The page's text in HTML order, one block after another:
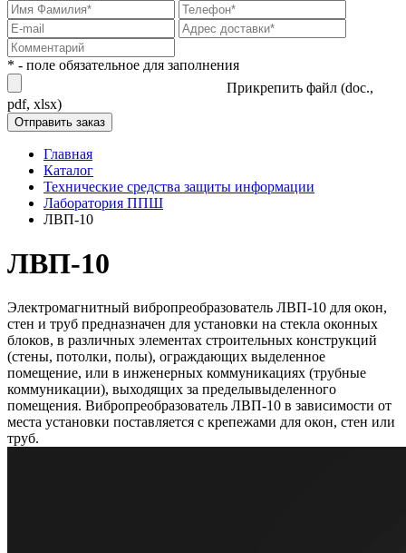
* - поле обязательное для заполнения
Прикрепить файл (doc.,
pdf, xlsx)
Главная
Каталог
Технические средства защиты информации
Лаборатория ППШ
ЛВП-10
ЛВП-10
Электромагнитный вибропреобразователь ЛВП-10 для окон,
стен и труб предназначен для установки на стекла оконных
блоков, в различных элементах строительных конструкций
(стены, потолки, полы), ограждающих выделенное
помещение, или в инженерных коммуникациях (трубные
коммуникации), выходящих за пределывыделенного
помещения. Вибропреобразователь ЛВП-10 в зависимости от
места установки поставляется с крепежами для окон, стен или
труб.